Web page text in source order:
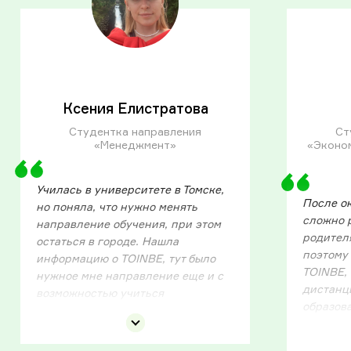
Ксения Елистратова
Студентка направления
«Менеджмент»
Училась в университете в Томске,
но поняла, что нужно менять
направление обучения, при этом
остаться в городе. Нашла
информацию о TOINBE, тут было
нужное мне направление еще и с
возможностью учиться
частью выбора, так как на очное
обучение не было времени, а
После
сложно